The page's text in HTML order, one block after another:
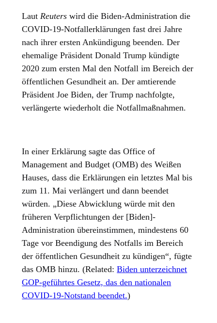
LautReuterswird die Biden-Administration die
COVID-19-Notfallerklärungen fast drei Jahre
nach ihrer ersten Ankündigung beenden. Der
ehemalige Präsident Donald Trump kündigte
2020 zum ersten Mal den Notfall im Bereich der
öffentlichen Gesundheit an. Der amtierende
Präsident Joe Biden, der Trump nachfolgte,
verlängerte wiederholt die Notfallmaßnahmen.
In einer Erklärung sagte das Office of
Management and Budget (OMB) des Weißen
Hauses, dass die Erklärungen ein letztes Mal bis
zum 11. Mai verlängert und dann beendet
würden. „Diese Abwicklung würde mit den
früheren Verpflichtungen der [Biden]-
Administration übereinstimmen, mindestens 60
Tage vor Beendigung des Notfalls im Bereich
der öffentlichen Gesundheit zu kündigen“, fügte
das OMB hinzu. (Related:Biden unterzeichnet
GOP-geführtes Gesetz, das den nationalen
COVID-19-Notstand beendet.)